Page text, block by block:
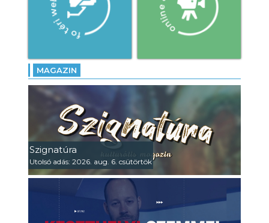
MAGAZIN
Szignatúra
Utolsó adás: 2026. aug. 6. csütörtök